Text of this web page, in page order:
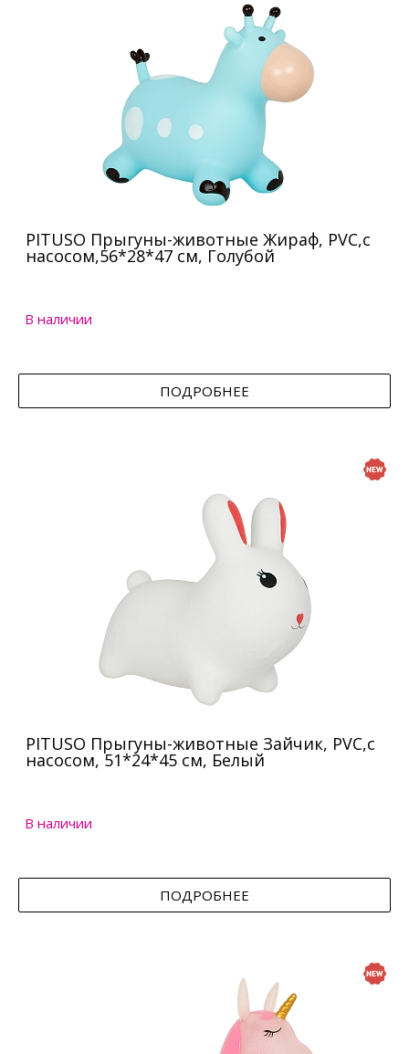
PITUSO Прыгуны-животные Жираф, PVC,с
насосом,56*28*47 см, Голубой
В наличии
ПОДРОБНЕЕ
PITUSO Прыгуны-животные Зайчик, PVC,с
насосом, 51*24*45 см, Белый
В наличии
ПОДРОБНЕЕ